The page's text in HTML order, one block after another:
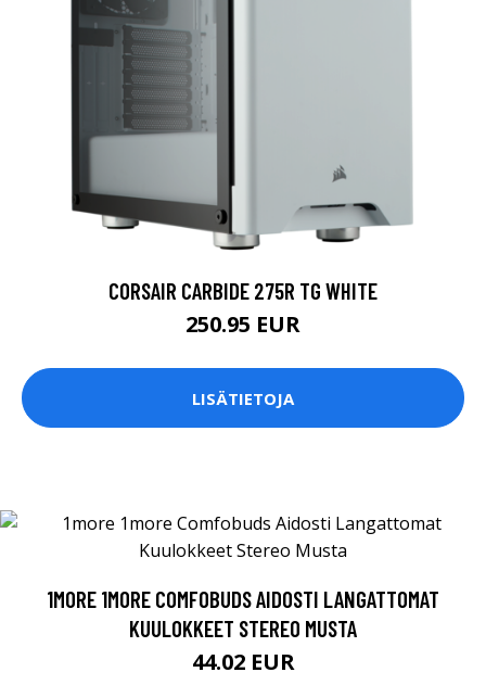
CORSAIR CARBIDE 275R TG WHITE
250.95 EUR
LISÄTIETOJA
1MORE 1MORE COMFOBUDS AIDOSTI LANGATTOMAT
KUULOKKEET STEREO MUSTA
44.02 EUR